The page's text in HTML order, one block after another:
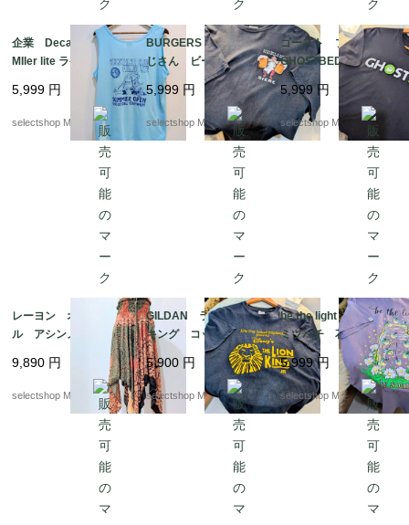
企業 Decathlon club
MIler lite ラケットボー
ルトーナメント ブル
ー タンクトップ Ro
yal XLサイズ USA
5,999 円
selectshop Merci.
BURGERS N BEER お
じさん ビール Tシ
ャツ プリント XLサ
イズ コットン ブ
ラック XLサイズ エ
ルサルバドル製
5,999 円
selectshop Merci.
ゴースト プリント
GHOSTBED コッ
トン ブラック Lサ
イズ カンボジア製 T
シャツ
5,999円
selectshop Merci.
レーヨン オリエンタ
ル アシンメトリー
スカート エスニック
柄 オレンジ オリー
ブグリーン ワンサイ
9,890 円
selectshop Merci.
GILDAN ライオン
キング コットン ブ
ラック Mサイズ Lio
n King ギルダン ウル
トラコットン 両面プリ
ント
5,900 円
selectshop Merci.
be the light フラワー
ミツバチ 花 USA T
シャツ パープル
紫 コットン Lサ
イズ
5,999円
selectshop Merci.